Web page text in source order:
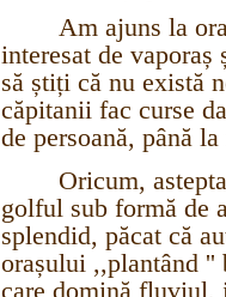
Am ajuns la
interesat de
să știți că nu există
căpitanii fac curse
de persoană, până
Oricum,
golful sub formă de
splendid, păcat că
orașului ,,plantând
care domină fluviul,